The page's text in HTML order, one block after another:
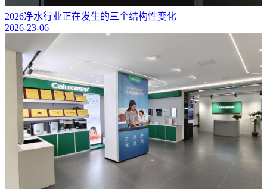
2026净水行业正在发生的三个结构性变化
2026-23-06